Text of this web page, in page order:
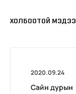
ХОЛБООТОЙ МЭДЭЭ
2020.09.24
Сайн дурын